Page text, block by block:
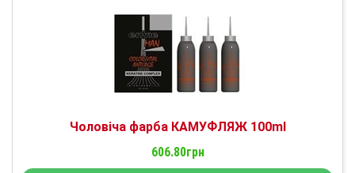
Чоловіча фарба КАМУФЛЯЖ 100ml
606.80грн